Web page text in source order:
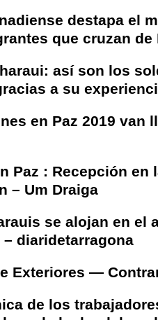
destapa el
que cruzan de
así son los
a su
en Paz 2019 van
Paz : Recepción en
– Um Draiga
se alojan en el
diaridetarragona
Exteriores —
de los